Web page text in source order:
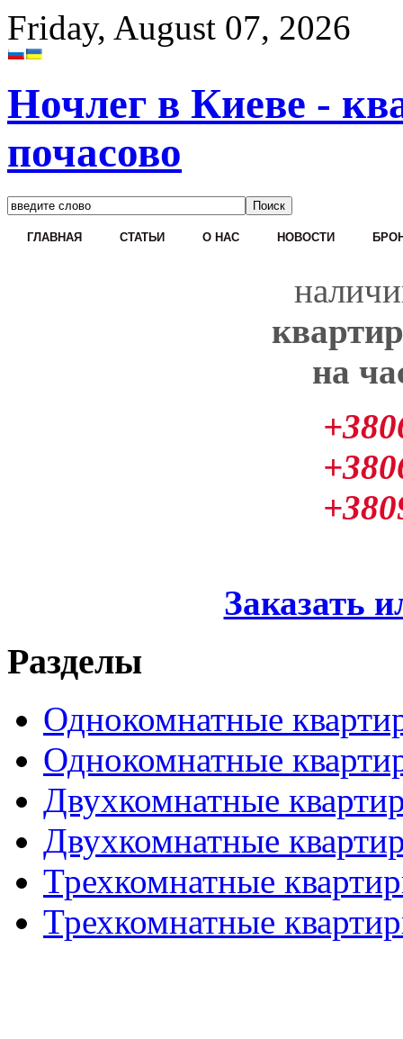
Friday, August 07, 2026
Ночлег в Киеве -
почасово
ГЛАВНАЯ СТАТЬИ О НАС НОВОСТИ
на
Заказать
Разделы
Однокомнатные
Однокомнатные
Двухкомнатные
Двухкомнатные
Трехкомнатные
Трехкомнатные